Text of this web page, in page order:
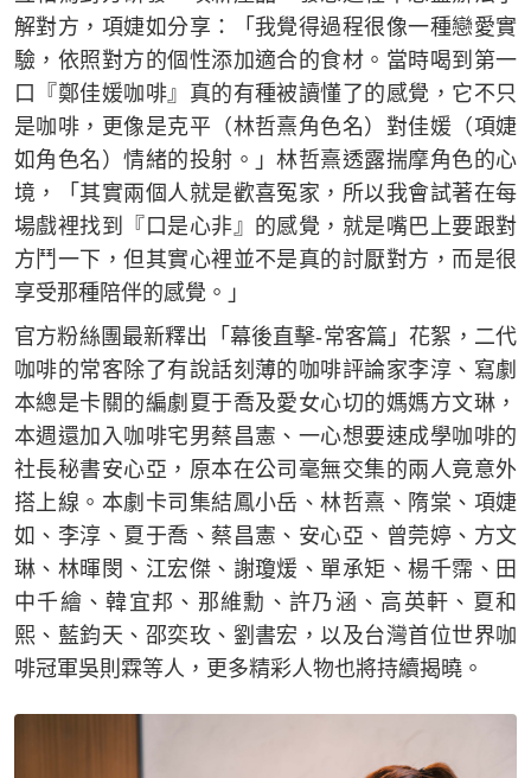
解對方，項婕如分享：「我覺得過程很像一種戀愛實
驗，依照對方的個性添加適合的食材。當時喝到第一
口『鄭佳媛咖啡』真的有種被讀懂了的感覺，它不只
是咖啡，更像是克平（林哲熹角色名）對佳媛（項婕
如角色名）情緒的投射。」林哲熹透露揣摩角色的心
境，「其實兩個人就是歡喜冤家，所以我會試著在每
場戲裡找到『口是心非』的感覺，就是嘴巴上要跟對
方鬥一下，但其實心裡並不是真的討厭對方，而是很
享受那種陪伴的感覺。」
官方粉絲團最新釋出「幕後直擊-常客篇」花絮，二代
咖啡的常客除了有說話刻薄的咖啡評論家李淳、寫劇
本總是卡關的編劇夏于喬及愛女心切的媽媽方文琳，
本週還加入咖啡宅男蔡昌憲、一心想要速成學咖啡的
社長秘書安心亞，原本在公司毫無交集的兩人竟意外
搭上線。本劇卡司集結鳳小岳、林哲熹、隋棠、項婕
如、李淳、夏于喬、蔡昌憲、安心亞、曾莞婷、方文
琳、林暉閔、江宏傑、謝瓊煖、單承矩、楊千霈、田
中千繪、韓宜邦、那維勳、許乃涵、高英軒、夏和
熙、藍鈞天、邵奕玫、劉書宏，以及台灣首位世界咖
啡冠軍吳則霖等人，更多精彩人物也將持續揭曉。